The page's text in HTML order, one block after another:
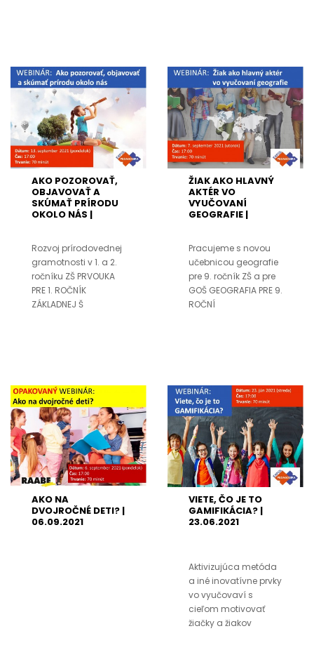
AKO POZOROVAŤ,
OBJAVOVAŤ A
SKÚMAŤ PRÍRODU
OKOLO NÁS |
Rozvoj prírodovednej
gramotnosti v 1. a 2.
ročníku ZŠ PRVOUKA
PRE 1. ROČNÍK
ZÁKLADNEJ Š
ŽIAK AKO HLAVNÝ
AKTÉR VO
VYUČOVANÍ
GEOGRAFIE |
Pracujeme s novou
učebnicou geografie
pre 9. ročník ZŠ a pre
GOŠ GEOGRAFIA PRE 9.
ROČNÍ
AKO NA
DVOJROČNÉ DETI? |
06.09.2021
VIETE, ČO JE TO
GAMIFIKÁCIA? |
23.06.2021
Aktivizujúca metóda
a iné inovatívne prvky
vo vyučovaví s
cieľom motivovať
žiačky a žiakov